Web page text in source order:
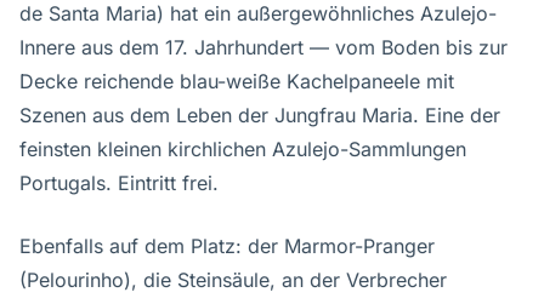
de Santa Maria) hat ein außergewöhnliches Azulejo-
Innere aus dem 17. Jahrhundert — vom Boden bis zur
Decke reichende blau-weiße Kachelpaneele mit
Szenen aus dem Leben der Jungfrau Maria. Eine der
feinsten kleinen kirchlichen Azulejo-Sammlungen
Portugals. Eintritt frei.
Ebenfalls auf dem Platz: der Marmor-Pranger
(Pelourinho), die Steinsäule, an der Verbrecher